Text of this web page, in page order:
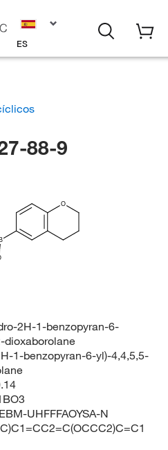
ES
88-9
B
O
2H-1-benzopyran-6-
dioxaborolane
1-benzopyran-6-yl)-4,4,5,5-
UHFFFAOYSA-N